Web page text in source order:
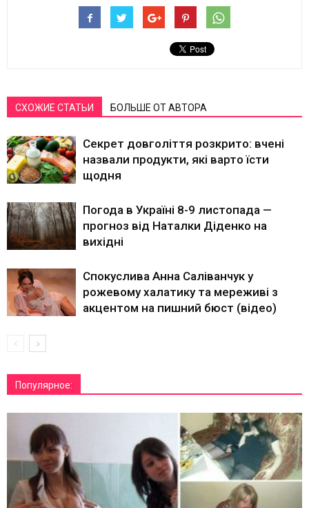
СХОЖИЕ СТАТЬИ БОЛЬШЕ ОТ АВТОРА
Секрет довголіття розкрито: вчені
назвали продукти, які варто їсти
щодня
Погода в Україні 8-9 листопада —
прогноз від Наталки Діденко на
вихідні
Спокуслива Анна Саліванчук у
рожевому халатику та мереживі з
акцентом на пишний бюст (відео)
Популярное: